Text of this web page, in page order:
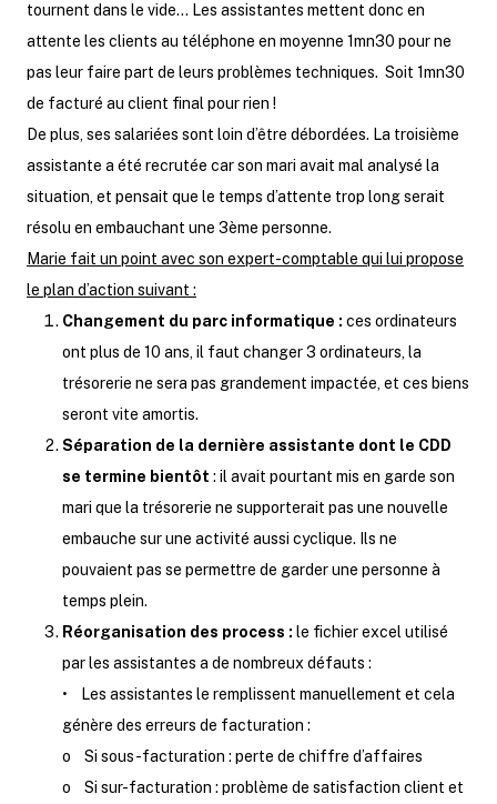
tournent dans le vide… Les assistantes mettent donc en
attente les clients au téléphone en moyenne 1mn30 pour ne
pas leur faire part de leurs problèmes techniques. Soit 1mn30
de facturé au client final pour rien !
De plus, ses salariées sont loin d’être débordées. La troisième
assistante a été recrutée car son mari avait mal analysé la
situation, et pensait que le temps d’attente trop long serait
résolu en embauchant une 3ème personne.
Marie fait un point avec son expert-comptable qui lui propose
le plan d’action suivant :
Changement du parc informatique : ces ordinateurs
ont plus de 10 ans, il faut changer 3 ordinateurs, la
trésorerie ne sera pas grandement impactée, et ces biens
seront vite amortis.
Séparation de la dernière assistante dont le CDD
se termine bientôt : il avait pourtant mis en garde son
mari que la trésorerie ne supporterait pas une nouvelle
embauche sur une activité aussi cyclique. Ils ne
pouvaient pas se permettre de garder une personne à
temps plein.
Réorganisation des process : le fichier excel utilisé
par les assistantes a de nombreux défauts :
• Les assistantes le remplissent manuellement et cela
génère des erreurs de facturation :
o Si sous-facturation : perte de chiffre d’affaires
o Si sur-facturation : problème de satisfaction client et